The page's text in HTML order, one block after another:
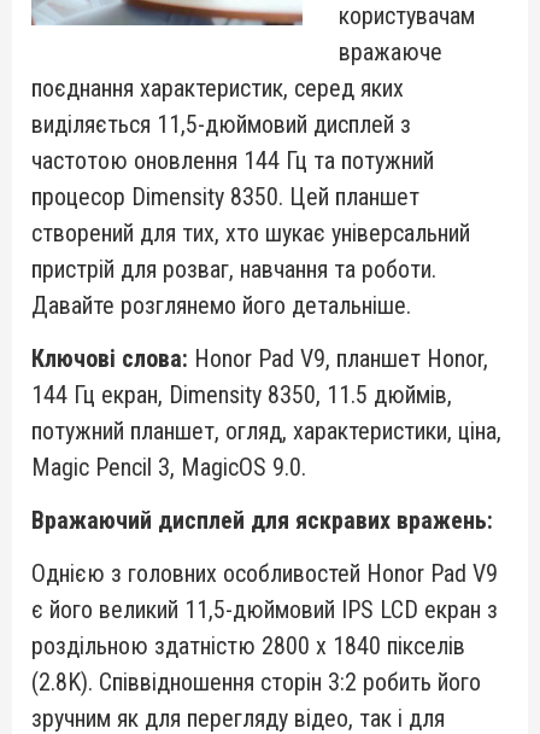
користувачам
вражаюче
поєднання характеристик, серед яких
виділяється 11,5-дюймовий дисплей з
частотою оновлення 144 Гц та потужний
процесор Dimensity 8350. Цей планшет
створений для тих, хто шукає універсальний
пристрій для розваг, навчання та роботи.
Давайте розглянемо його детальніше.
Ключові слова: Honor Pad V9, планшет Honor,
144 Гц екран, Dimensity 8350, 11.5 дюймів,
потужний планшет, огляд, характеристики, ціна,
Magic Pencil 3, MagicOS 9.0.
Вражаючий дисплей для яскравих вражень:
Однією з головних особливостей Honor Pad V9
є його великий 11,5-дюймовий IPS LCD екран з
роздільною здатністю 2800 x 1840 пікселів
(2.8K). Співвідношення сторін 3:2 робить його
зручним як для перегляду відео, так і для